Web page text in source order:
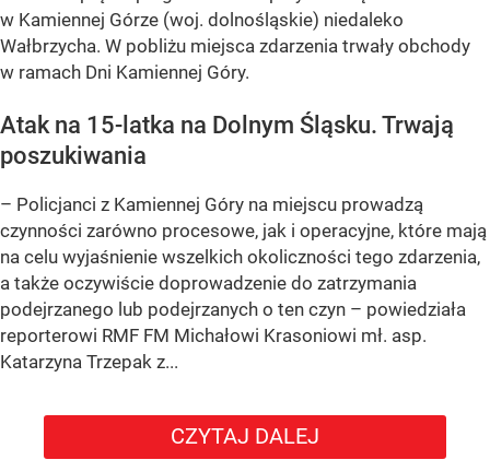
w Kamiennej Górze (woj. dolnośląskie) niedaleko
Wałbrzycha. W pobliżu miejsca zdarzenia trwały obchody
w ramach Dni Kamiennej Góry.
Atak na 15-latka na Dolnym Śląsku. Trwają
poszukiwania
– Policjanci z Kamiennej Góry na miejscu prowadzą
czynności zarówno procesowe, jak i operacyjne, które mają
na celu wyjaśnienie wszelkich okoliczności tego zdarzenia,
a także oczywiście doprowadzenie do zatrzymania
podejrzanego lub podejrzanych o ten czyn – powiedziała
reporterowi RMF FM Michałowi Krasoniowi mł. asp.
Katarzyna Trzepak z...
CZYTAJ DALEJ